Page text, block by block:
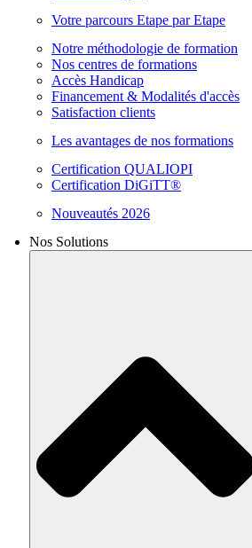
Votre parcours Etape par Etape
Notre méthodologie de formation
Nos centres de formations
Accès Handicap
Financement & Modalités d'accès
Satisfaction clients
Les avantages de nos formations
Certification QUALIOPI
Certification DiGiTT®
Nouveautés 2026
Nos Solutions